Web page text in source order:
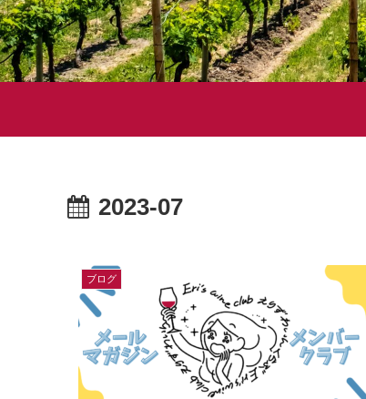
2023-07
ブログ